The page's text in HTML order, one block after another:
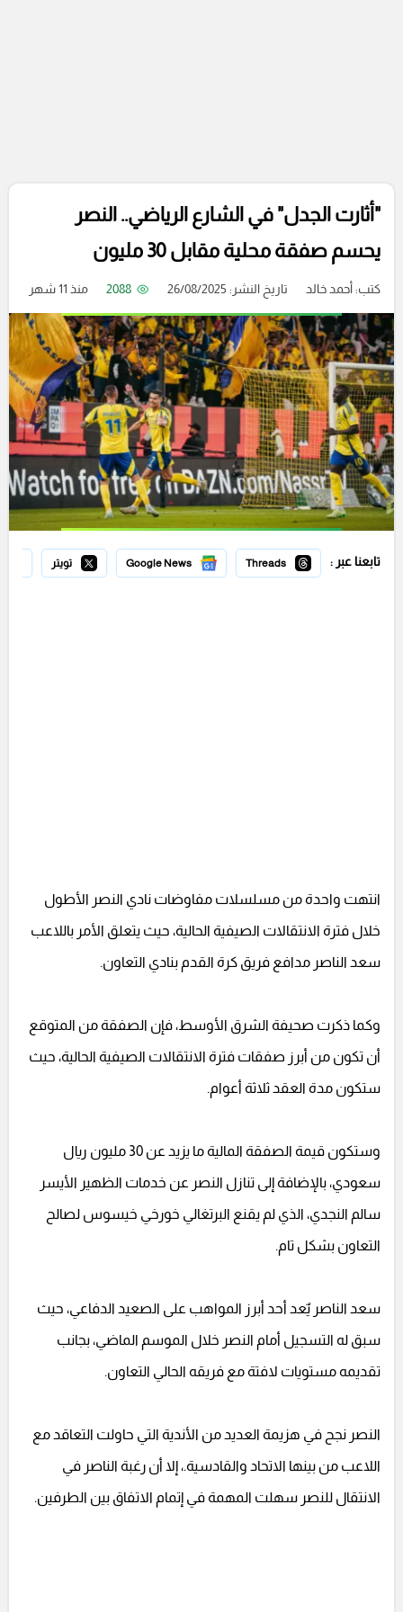
"أثارت الجدل" في الشارع الرياضي.. النصر
يحسم صفقة محلية مقابل 30 مليون
كتب:أحمد خالد تاريخ النشر: 26/08/2025 2088 منذ 11 شهر
تابعنا عبر : Threads
Google News تويتر
انتهت واحدة من مسلسلات مفاوضات نادي النصر الأطول
خلال فترة الانتقالات الصيفية الحالية، حيث يتعلق الأمر باللاعب
سعد الناصر مدافع فريق كرة القدم بنادي التعاون.
وكما ذكرت صحيفة الشرق الأوسط، فإن الصفقة من المتوقع
أن تكون من أبرز صفقات فترة الانتقالات الصيفية الحالية، حيث
ستكون مدة العقد ثلاثة أعوام.
وستكون قيمة الصفقة المالية ما يزيد عن 30 مليون ريال
سعودي، بالإضافة إلى تنازل النصر عن خدمات الظهير الأيسر
سالم النجدي، الذي لم يقنع البرتغالي خورخي خيسوس لصالح
التعاون بشكل تام.
سعد الناصر يٌعد أحد أبرز المواهب على الصعيد الدفاعي، حيث
سبق له التسجيل أمام النصر خلال الموسم الماضي، بجانب
تقديمه مستويات لافتة مع فريقه الحالي التعاون.
النصر نجح في هزيمة العديد من الأندية التي حاولت التعاقد مع
اللاعب من بينها الاتحاد والقادسية.، إلا أن رغبة الناصر في
الانتقال للنصر سهلت المهمة في إتمام الاتفاق بين الطرفين.